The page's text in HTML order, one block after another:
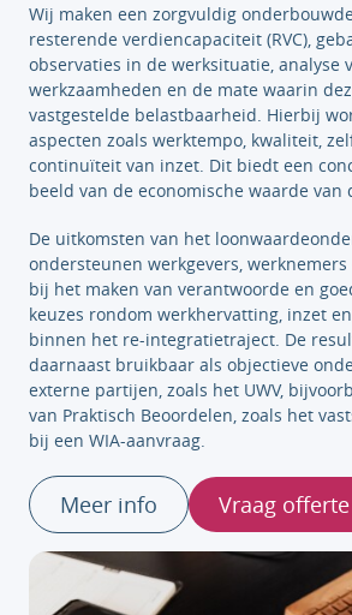
Wij maken een zorgvuldig
resterende verdiencapaciteit (RVC),
observaties in de werksituatie, analyse
werkzaamheden en de mate waarin
vastgestelde belastbaarheid. Hierbij
aspecten zoals werktempo, kwaliteit,
continuïteit van inzet. Dit biedt een
beeld van de economische waarde van
De uitkomsten van het
ondersteunen werkgevers, werknemers
bij het maken van verantwoorde en
keuzes rondom werkhervatting, inzet
binnen het re-integratietraject. De
daarnaast bruikbaar als objectieve
externe partijen, zoals het UWV,
van Praktisch Beoordelen, zoals het
bij een WIA-aanvraag.
Meer info Vraag